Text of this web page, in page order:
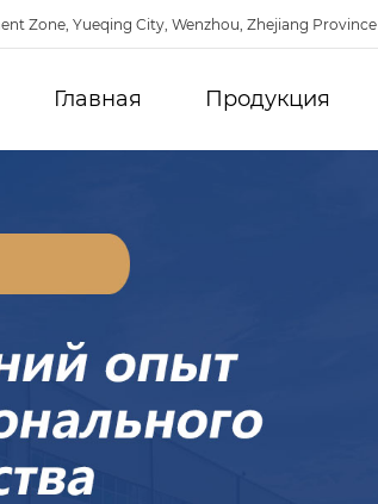
Zone, Yueqing City, Wenzhou, Zhejiang Province
Главная Продукция